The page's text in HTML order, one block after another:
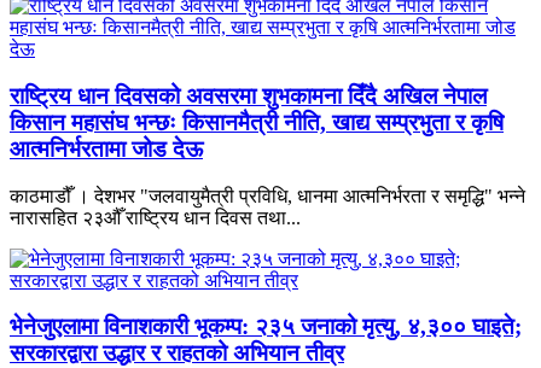
राष्ट्रिय धान दिवसको अवसरमा शुभकामना दिँदै अखिल नेपाल
किसान महासंघ भन्छः किसानमैत्री नीति, खाद्य सम्प्रभुता र कृषि
आत्मनिर्भरतामा जोड देऊ
काठमाडौँ । देशभर "जलवायुमैत्री प्रविधि, धानमा आत्मनिर्भरता र समृद्धि" भन्ने
नारासहित २३औँ राष्ट्रिय धान दिवस तथा...
भेनेजुएलामा विनाशकारी भूकम्प: २३५ जनाको मृत्यु, ४,३०० घाइते;
सरकारद्वारा उद्धार र राहतको अभियान तीव्र